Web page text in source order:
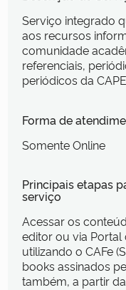
Serviço integrado
aos recursos
comunidade
referenciais,
periódicos da
Forma de
Somente Online
Principais etapas
serviço
Acessar os
editor ou via Portal
utilizando o CAFe
books assinados
também, a partir